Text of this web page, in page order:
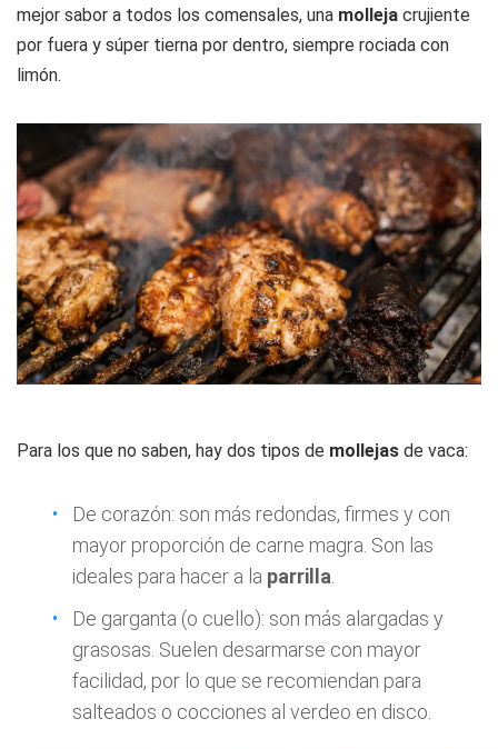
mejor sabor a todos los comensales, una molleja crujiente
por fuera y súper tierna por dentro, siempre rociada con
limón.
Para los que no saben, hay dos tipos de mollejas de vaca:
De corazón: son más redondas, firmes y con
mayor proporción de carne magra. Son las
ideales para hacer a la parrilla
De garganta (o cuello): son más alargadas y
grasosas. Suelen desarmarse con mayor
facilidad, por lo que se recomiendan para
salteados o cocciones al verdeo en disco.